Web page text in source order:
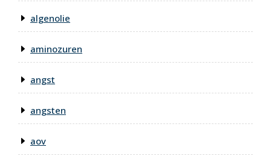
algenolie
aminozuren
angst
angsten
aov